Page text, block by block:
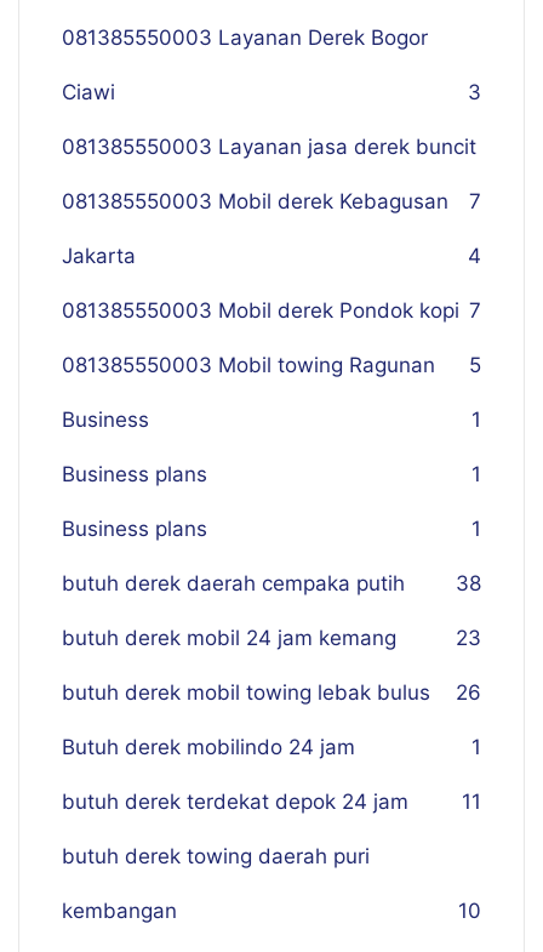
081385550003 Layanan Derek Bogor
Ciawi 3
081385550003 Layanan jasa derek buncit
7
081385550003 Mobil derek Kebagusan
Jakarta 4
081385550003 Mobil derek Pondok kopi 7
081385550003 Mobil towing Ragunan 5
Business 1
Business plans 1
Business plans 1
butuh derek daerah cempaka putih 38
butuh derek mobil 24 jam kemang 23
butuh derek mobil towing lebak bulus 26
Butuh derek mobilindo 24 jam 1
butuh derek terdekat depok 24 jam 11
butuh derek towing daerah puri
kembangan 10